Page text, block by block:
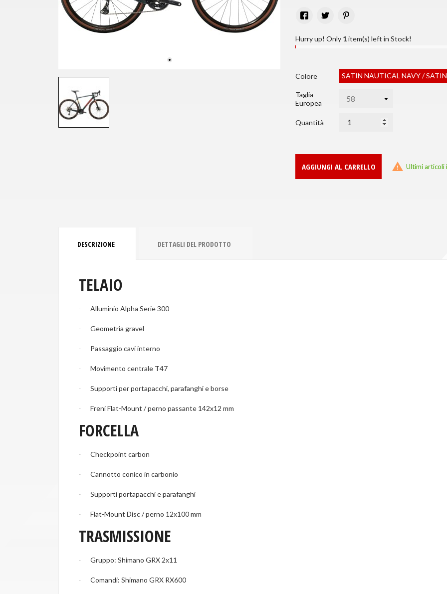
Hurry up! Only 1item(s) left in Stock!
Colore SATIN NAUTICAL NAVY /
Taglia
Europea
Quantità
AGGIUNGI AL CARRELLO  Ultimi articoli
DESCRIZIONE DETTAGLI DEL PRODOTTO
TELAIO
· Alluminio Alpha Serie 300
· Geometria gravel
· Passaggio cavi interno
· Movimento centrale T47
· Supporti per portapacchi, parafanghi e borse
· Freni Flat-Mount / perno passante 142x12 mm
FORCELLA
· Checkpoint carbon
· Cannotto conico in carbonio
· Supporti portapacchi e parafanghi
· Flat-Mount Disc / perno 12x100 mm
TRASMISSIONE
· Gruppo: Shimano GRX 2x11
· Comandi: Shimano GRX RX600